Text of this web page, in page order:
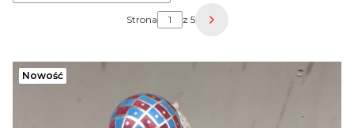
Strona z 5 Następne produkty
Nowość